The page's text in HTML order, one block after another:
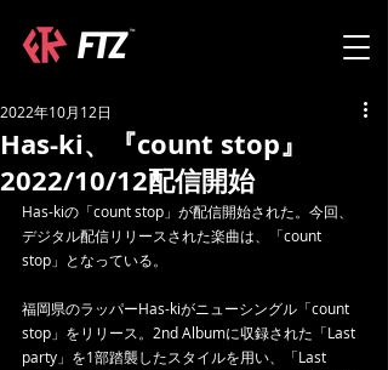
Has-ki、『count stop』
2022/10/12配信開始
2022年10月12日
Has-kiの「count stop」が配信開始された。今回、
デジタル配信リリースされた楽曲は、「count
stop」となっている。
福岡県のラッパーHas-kiがニューシングル「count
stop」をリリース。2nd Albumに収録された「Last
party」を1部踏襲したスタイルを用い、「Last